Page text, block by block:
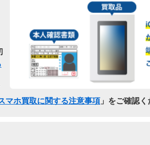
マホ買取に関する注意事項 」をご確認